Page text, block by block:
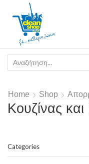
Home Shop
Κουζίνας
Categories